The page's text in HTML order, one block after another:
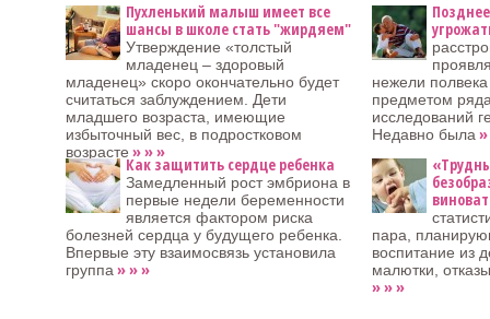
Пухленький малыш имеет все
шансы в школе стать "жирдяем"
Утверждение «толстый
младенец – здоровый
младенец» скоро окончательно будет
считаться заблуждением. Дети
младшего возраста, имеющие
избыточный вес, в подростковом
возрасте » » »
нежели
предметом
исследований
Недавно была
Как защитить сердце ребенка
Замедленный рост эмбриона в
первые недели беременности
является фактором риска
болезней сердца у будущего ребенка.
Впервые эту взаимосвязь установила
группа » » »
пара,
воспитание из
малютки,
» » »